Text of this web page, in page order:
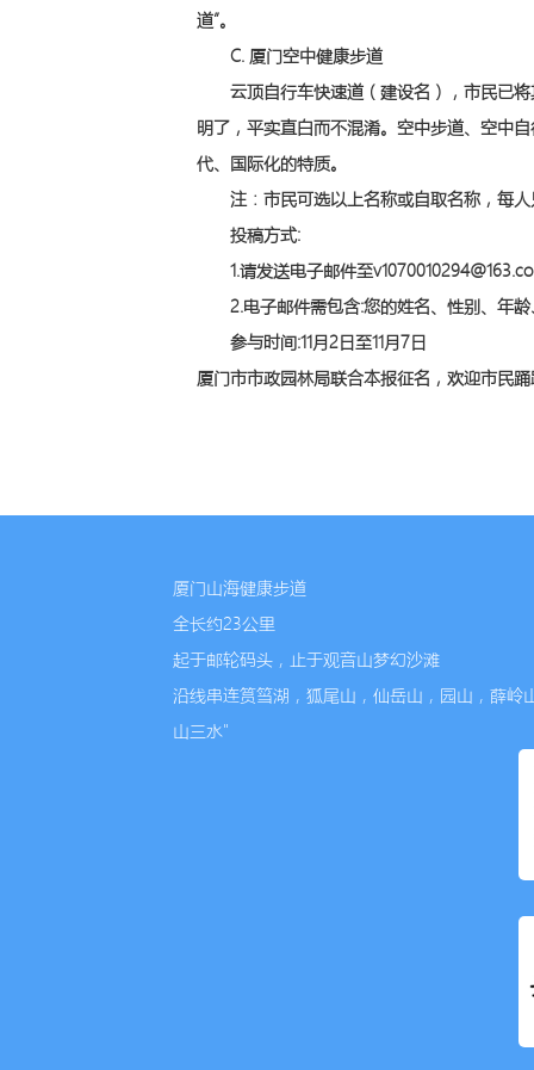
道”。
C. 厦门空中健康步道
云顶自行车快速道（建设名），市民已将
明了，平实直白而不混淆。空中步道、空中
代、国际化的特质。
注：市民可选以上名称或自取名称，每
投稿方式:
1.请发送电子邮件至
2.电子邮件需包含:您的姓名、性别、年龄
参与时间:11月2日至11月7日
厦门市市政园林局联合本报征名，欢迎市民
厦门山海健康步道
全长约23公里
起于邮轮码头，止于观音山梦幻沙滩
沿线串连筼筜湖，狐尾山，仙岳山，园山，薛
山三水"